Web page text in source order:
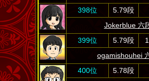
398位
5.79段
Jokerblue 六
399位
5.79段
ogamishouhei
400位
5.78段